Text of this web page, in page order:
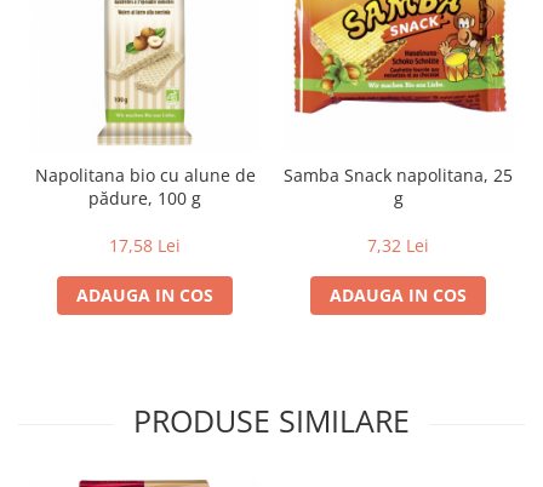
Ulei de masline bio
Uleiuri esentiale alimentare bio
Uleiuri Oxyguard
Napolitana bio cu alune de
pădure, 100 g
17,58 Lei
ADAUGA IN COS
Samba Snack napolitana, 25
g
7,32 Lei
ADAUGA IN COS
PRODUSE SIMILARE